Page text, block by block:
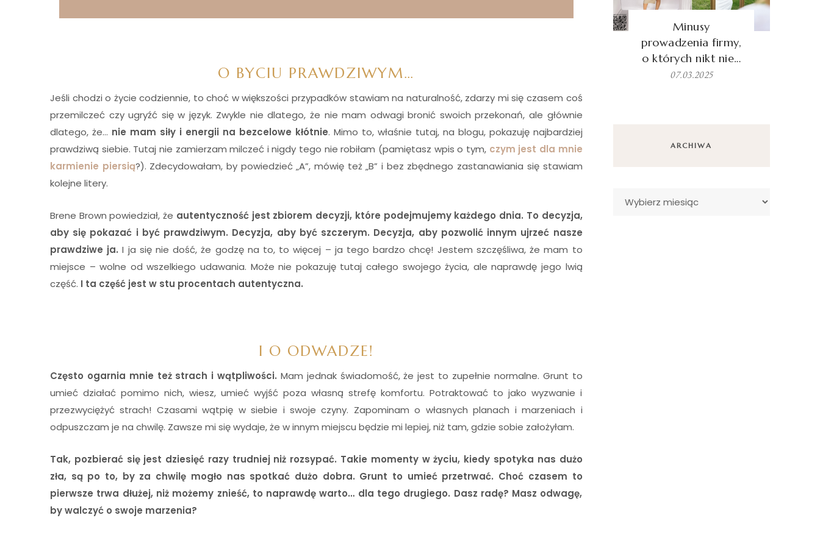
O BYCIU PRAWDZIWYM…
Jeśli chodzi o życie codziennie, to choć w większości przypadków stawiam na naturalność, zdarzy mi się czasem coś
przemilczeć czy ugryźć się w język. Zwykle nie dlatego, że nie mam odwagi bronić swoich przekonań, ale głównie
dlatego, że… nie mam siły i energii na bezcelowe kłótnie. Mimo to, właśnie tutaj, na blogu, pokazuję najbardziej
prawdziwą siebie. Tutaj nie zamierzam milczeć i nigdy tego nie robiłam (pamiętasz wpis o tym,czym jest dla mnie
karmienie piersią?). Zdecydowałam, by powiedzieć „A”, mówię też „B” i bez zbędnego zastanawiania się stawiam
kolejne litery.
Brene Brown powiedział, że autentyczność jest zbiorem decyzji, które podejmujemy każdego dnia. To decyzja,
aby się pokazać i być prawdziwym. Decyzja, aby być szczerym. Decyzja, aby pozwolić innym ujrzeć nasze
prawdziwe ja.I ja się nie dość, że godzę na to, to więcej – ja tego bardzo chcę! Jestem szczęśliwa, że mam to
miejsce – wolne od wszelkiego udawania. Może nie pokazuję tutaj całego swojego życia, ale naprawdę jego lwią
część. I ta część jest w stu procentach autentyczna.
I O ODWADZE!
Często ogarnia mnie też strach i wątpliwości. Mam jednak świadomość, że jest to zupełnie normalne. Grunt to
umieć działać pomimo nich, wiesz, umieć wyjść poza własną strefę komfortu. Potraktować to jako wyzwanie i
przezwyciężyć strach! Czasami wątpię w siebie i swoje czyny. Zapominam o własnych planach i marzeniach i
odpuszczam je na chwilę. Zawsze mi się wydaje, że w innym miejscu będzie mi lepiej, niż tam, gdzie sobie założyłam.
Tak, pozbierać się jest dziesięć razy trudniej niż rozsypać. Takie momenty w życiu, kiedy spotyka nas dużo
zła, są po to, by za chwilę mogło nas spotkać dużo dobra. Grunt to umieć przetrwać. Choć czasem to
pierwsze trwa dłużej, niż możemy znieść, to naprawdę warto… dla tego drugiego. Dasz radę? Masz odwagę,
by walczyć o swoje marzenia?
Minusy
prowadzenia firmy,
o których nikt nie…
07.03.2025
ARCHIWA